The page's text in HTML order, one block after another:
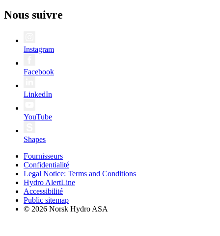
Nous suivre
Instagram
Facebook
LinkedIn
YouTube
Shapes
Fournisseurs
Confidentialité
Legal Notice: Terms and Conditions
Hydro AlertLine
Accessibilité
Public sitemap
© 2026 Norsk Hydro ASA